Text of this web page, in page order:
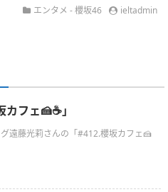
エンタメ - 櫻坂46 ieltadmin
フェ🍰☕️」
遠藤光莉さんの「#412.櫻坂カフェ🍰